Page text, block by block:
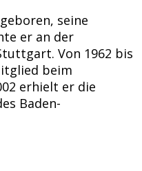
seine
er an der
Von 1962 bis
beim
erhielt er die
Baden-